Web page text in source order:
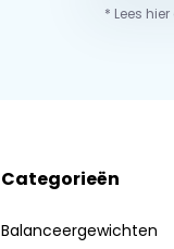
* Lees
Categorieën
Balanceergewichten